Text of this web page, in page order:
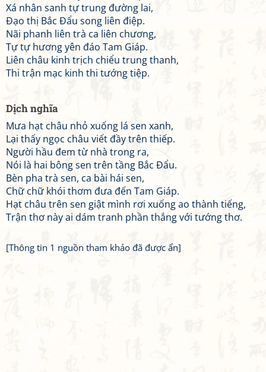
Xá nhân sanh tự trung đường lai,
Đạo thị Bắc Đẩu song liên điệp.
Nãi phanh liên trà ca liên chương,
Tự tự hương yên đáo Tam Giáp.
Liên châu kinh trịch chiểu trung thanh,
Thi trận mạc kinh thi tướng tiệp.
Dịch nghĩa
Mưa hạt châu nhỏ xuống lá sen xanh,
Lại thấy ngọc châu viết đầy trên thiếp.
Người hầu đem từ nhà trong ra,
Nói là hai bông sen trên tầng Bắc Đẩu.
Bèn pha trà sen, ca bài hái sen,
Chữ chữ khói thơm đưa đến Tam Giáp.
Hạt châu trên sen giật mình rơi xuống ao thành tiếng,
Trận thơ này ai dám tranh phần thắng với tướng thơ.
[Thông tin 1 nguồn tham khảo đã được ẩn]